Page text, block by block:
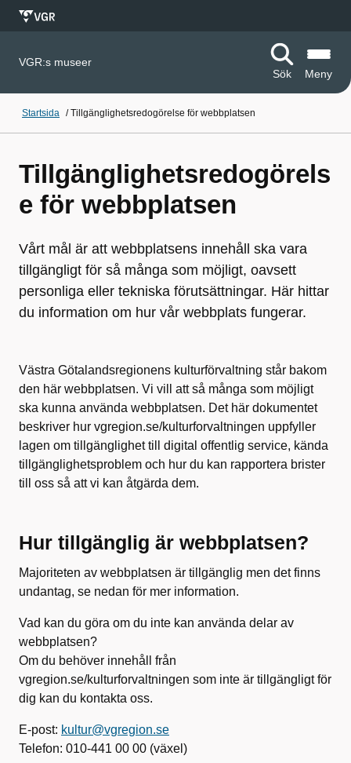
VGR:s museer
Sök
Meny
Startsida /Tillgänglighetsredogörelse för webbplatsen
Tillgänglighetsredogörels
e för webbplatsen
Vårt mål är att webbplatsens innehåll ska vara
tillgängligt för så många som möjligt, oavsett
personliga eller tekniska förutsättningar. Här hittar
du information om hur vår webbplats fungerar.
Västra Götalandsregionens kulturförvaltning står bakom
den här webbplatsen. Vi vill att så många som möjligt
ska kunna använda webbplatsen. Det här dokumentet
beskriver hur vgregion.se/kulturforvaltningen uppfyller
lagen om tillgänglighet till digital offentlig service, kända
tillgänglighetsproblem och hur du kan rapportera brister
till oss så att vi kan åtgärda dem.
Hur tillgänglig är webbplatsen?
Majoriteten av webbplatsen är tillgänglig men det finns
undantag, se nedan för mer information.
Vad kan du göra om du inte kan använda delar av
webbplatsen?
Om du behöver innehåll från
vgregion.se/kulturforvaltningen som inte är tillgängligt för
dig kan du kontakta oss.
E-post: kultur@vgregion.se
Telefon: 010-441 00 00 (växel)